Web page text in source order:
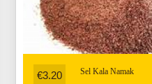
€3.20 Sel Kala Namak